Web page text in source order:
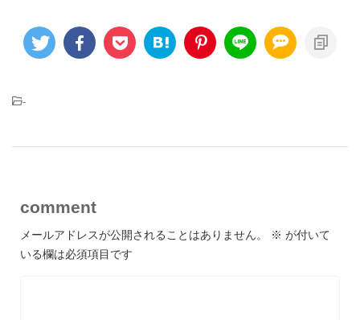
-
comment
メールアドレスが公開されることはありません。 ※ が付いて
いる欄は必須項目です